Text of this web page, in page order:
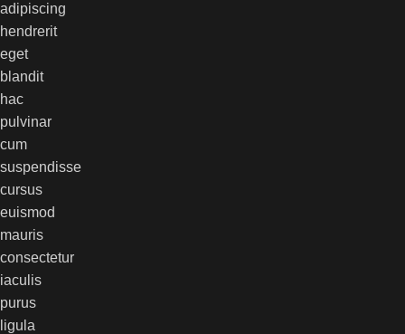
adipiscing
hendrerit
eget
blandit
hac
pulvinar
cum
suspendisse
cursus
euismod
mauris
consectetur
iaculis
purus
ligula